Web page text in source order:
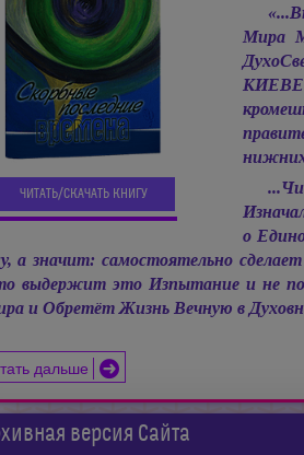
ЧИТАТЬ/СКАЧАТЬ КНИГУ
Мира
КИЕВЕ
нижних
о
а значит: самостоятельно
выдержит это Изпытание и не
и Обретёт Жизнь Вечную в
дальше
версия Сайта